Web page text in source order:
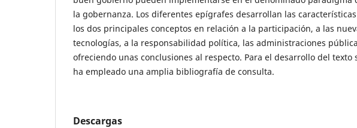
la gobernanza. Los diferentes epígrafes desarrollan las
los dos principales conceptos en relación a la participación, a las
tecnologías, a la responsabilidad política, las administraciones
ofreciendo unas conclusiones al respecto. Para el desarrollo del texto
ha empleado una amplia bibliografía de consulta.
Descargas